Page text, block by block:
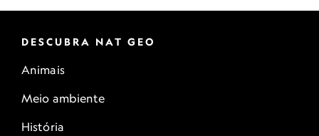
DESCUBRA NAT GEO
Animais
Meio ambiente
História